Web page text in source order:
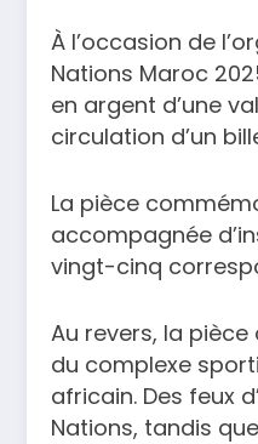
À l’occasion de
Nations Maroc
en argent d’une
circulation d’un
La pièce
accompagnée
vingt-cinq
Au revers, la pièce
du complexe
africain. Des feux
Nations, tandis